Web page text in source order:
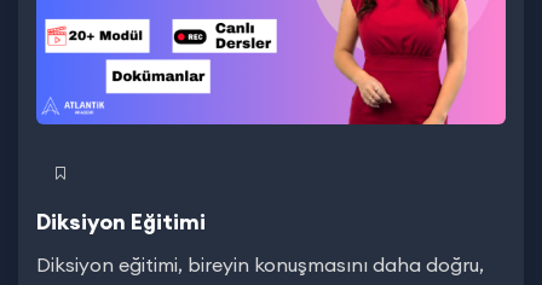
Diksiyon Eğitimi
Diksiyon eğitimi, bireyin konuşmasını daha doğru,